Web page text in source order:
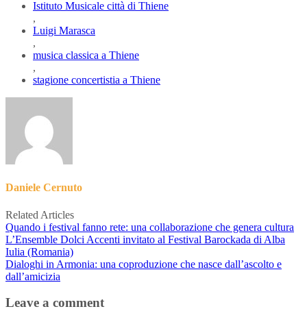
Istituto Musicale città di Thiene
,
Luigi Marasca
,
musica classica a Thiene
,
stagione concertistia a Thiene
Daniele Cernuto
Related Articles
Quando i festival fanno rete: una collaborazione che genera cultura
L’Ensemble Dolci Accenti invitato al Festival Barockada di Alba
Iulia (Romania)
Dialoghi in Armonia: una coproduzione che nasce dall’ascolto e
dall’amicizia
Leave a comment